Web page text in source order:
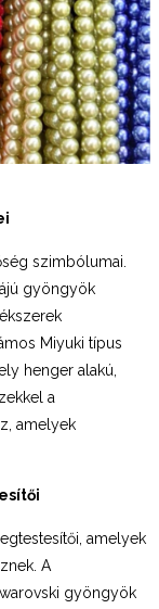
szimbólumai.
gyöngyök
Miyuki típus
henger alakú,
a
amelyek
amelyek
A
gyöngyök